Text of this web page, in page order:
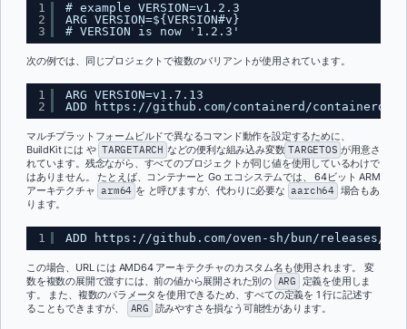
1
2
3
# example VERSION=v1.2.3
ARG VERSION=${VERSION#v}
# VERSION is now '1.2.3'
次の例では、同じプロジェクトで複数のバリアントが使用されています。
1
2
ARG VERSION=v1.7.13
ADD
https://github.com/containerd/containerd/
マルチプラットフォームビルドで異なるコマンド動作を設定するために、
BuildKit には や TARGETARCH などの便利な組み込み変数 TARGETOS が用意さ
れています。残念ながら、すべてのプロジェクトが同じ値を使用しているわけで
はありません。 たとえば、コンテナーと Go エコシステムでは、 64ビット ARM
アーキテクチャ arm64 を と呼びますが、代わりに必要な aarch64 場合もあ
ります。
1 ADD https://github.com/oven-sh/bun/releases/
この場合、URL には AMD64 アーキテクチャのカスタム名も使用されます。 変
数を複数の展開で渡すには、前の値から展開された別の ARG 定義を使用しま
す。 また、複数のパラメータを使用できるため、すべての定義を 1 行に記述す
ることもできますが、
ARG 読みやすさを損なう可能性があります。